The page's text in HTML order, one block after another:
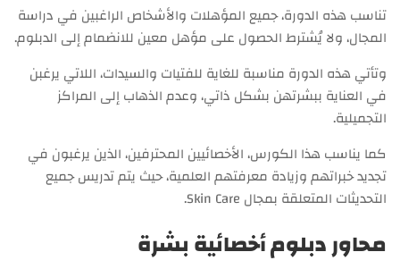
تناسب هذه الدورة، جميع المؤهلات والأشخاص الراغبين في دراسة
المجال، ولا يُشترط الحصول على مؤهل معين للانضمام إلى الدبلوم.
وتأتي هذه الدورة مناسبة للغاية للفتيات والسيدات، اللاتي يرغبن
في العناية ببشرتهن بشكل ذاتي، وعدم الذهاب إلى المراكز
التجميلية.
كما يناسب هذا الكورس، الأخصائيين المحترفين، الذين يرغبون في
تجديد خبراتهم وزيادة معرفتهم العلمية، حيث يتم تدريس جميع
التحديثات المتعلقة بمجال Skin Care.
محاور دبلوم أخصائية بشرة